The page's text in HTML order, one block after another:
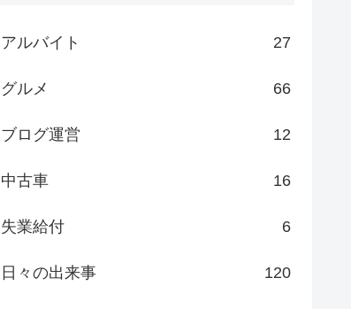
アルバイト 27
グルメ 66
ブログ運営 12
中古車 16
失業給付 6
日々の出来事 120